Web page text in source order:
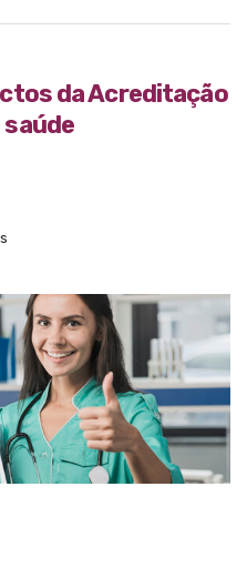
da Acreditação